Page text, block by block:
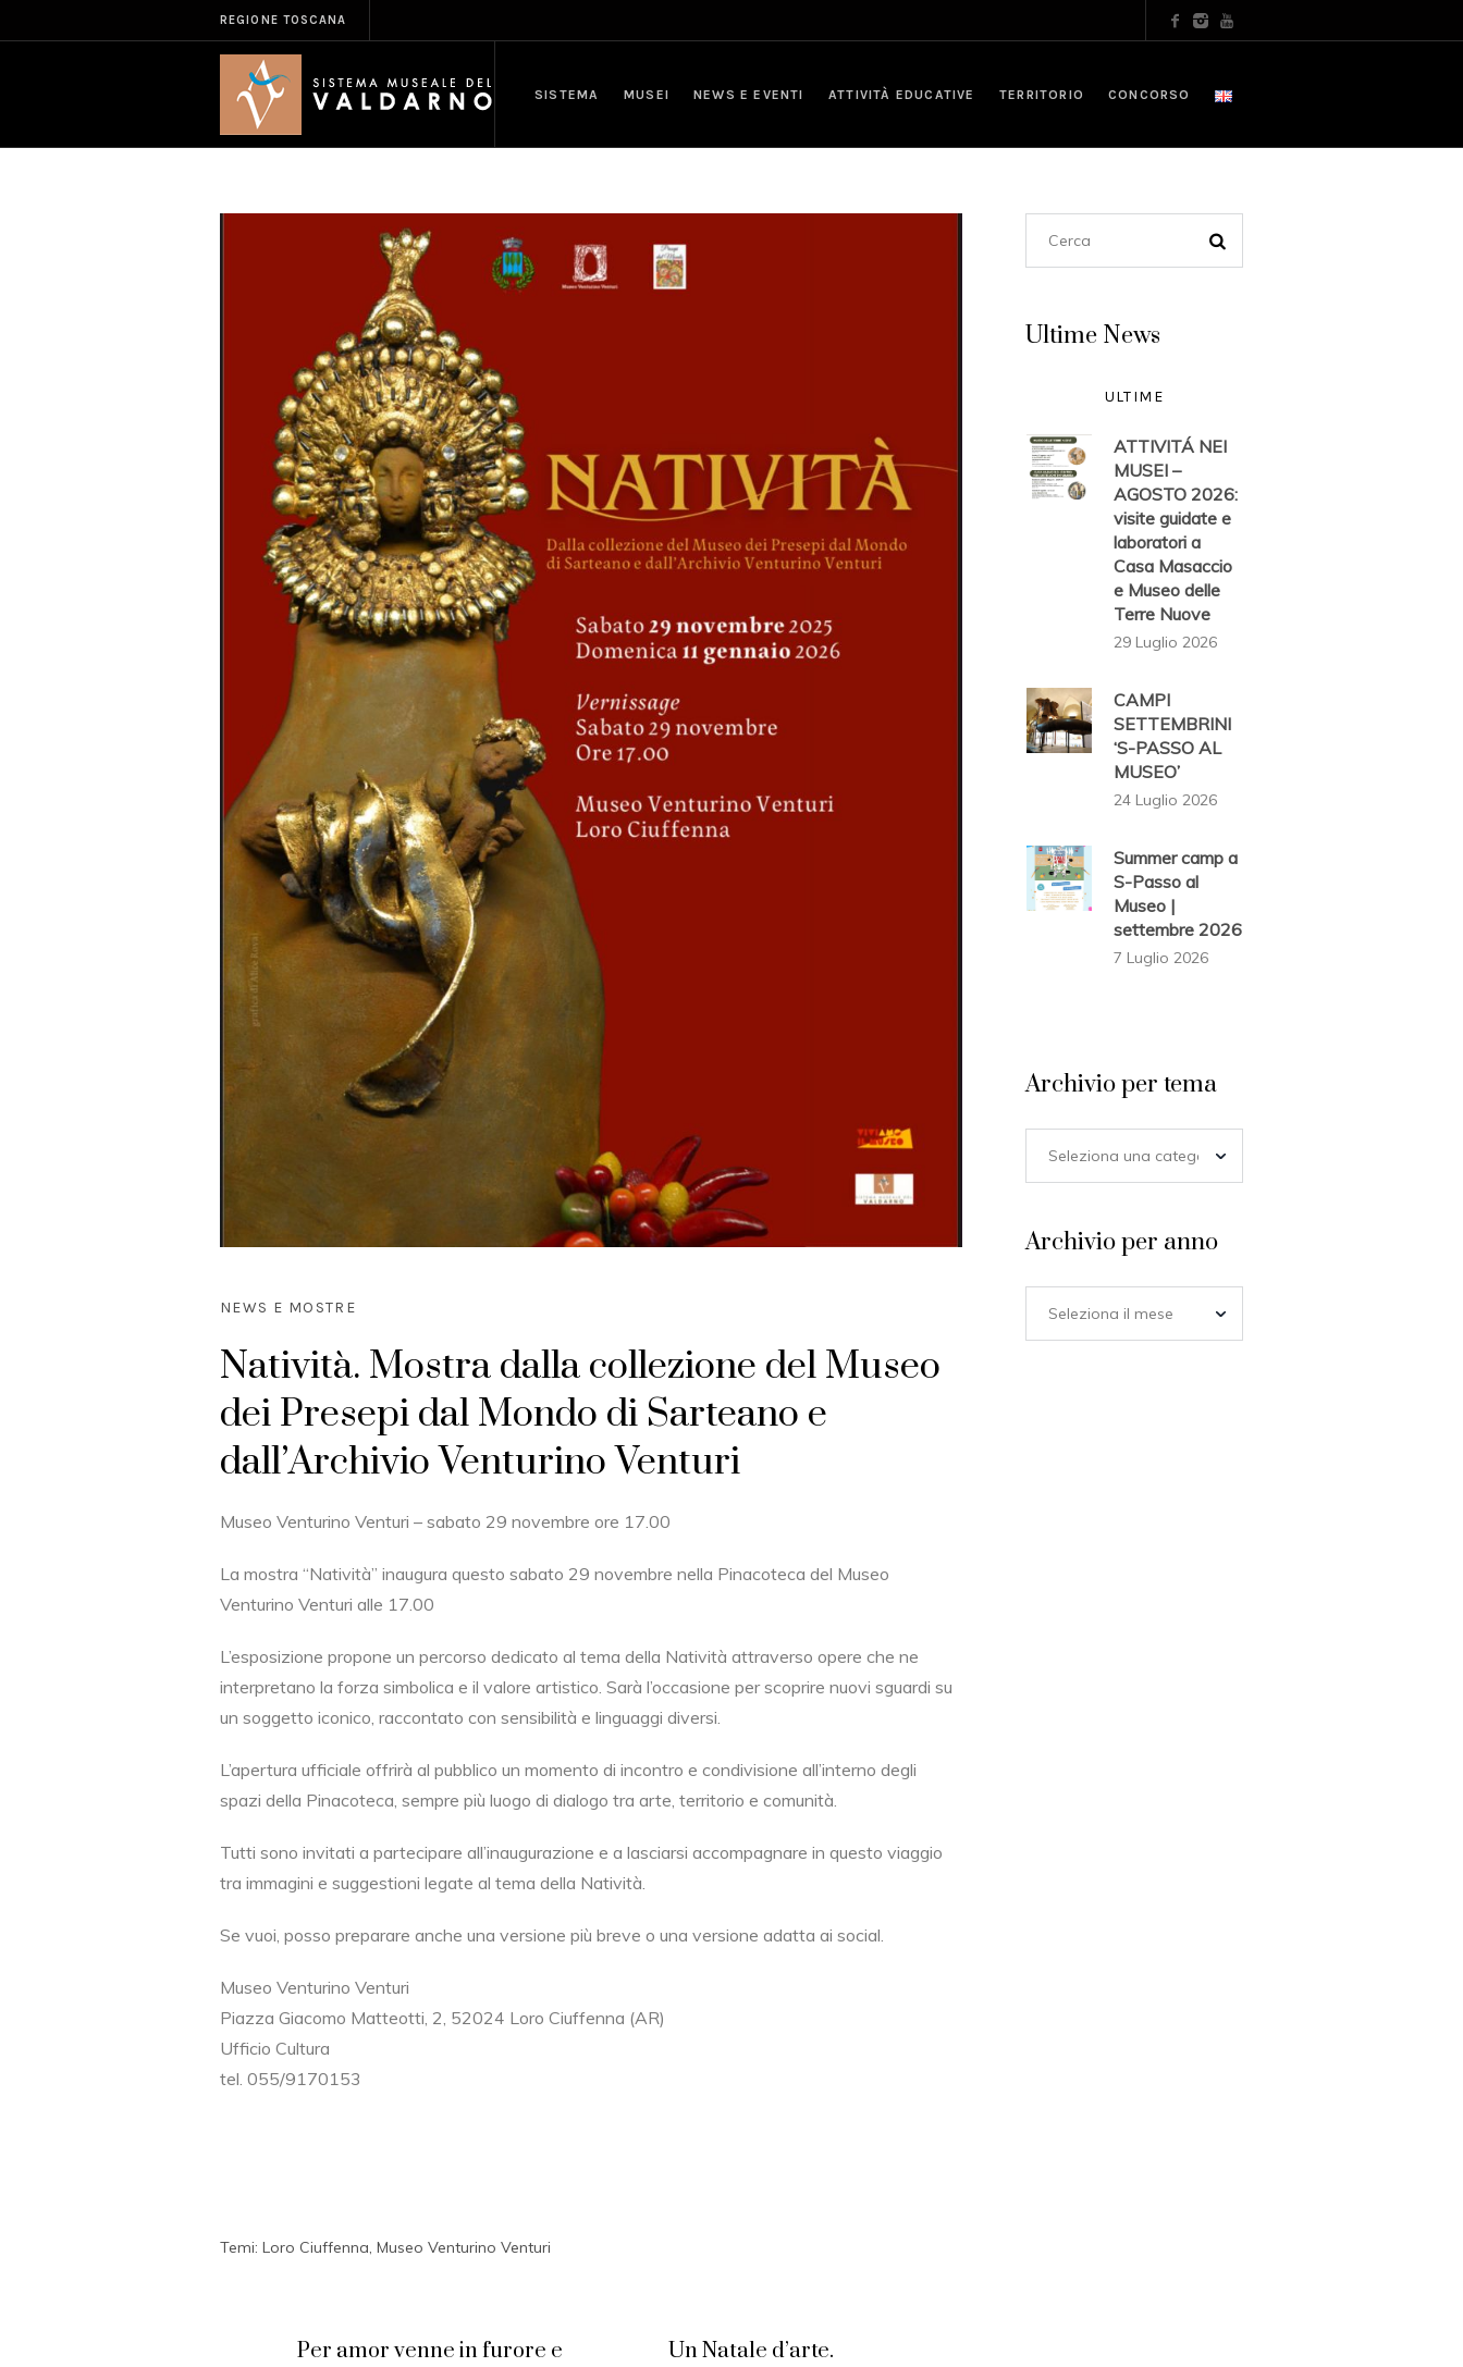
REGIONE TOSCANA
SISTEMA MUSEI NEWS E EVENTI ATTIVITÀ EDUCATIVE TERRITORIO CONCORSO
NEWS E MOSTRE
Natività. Mostra dalla collezione del Museo
dei Presepi dal Mondo di Sarteano e
dall’Archivio Venturino Venturi
Museo Venturino Venturi – sabato 29 novembre ore 17.00
La mostra “Natività” inaugura questo sabato 29 novembre nella Pinacoteca del Museo
Venturino Venturi alle 17.00
L’esposizione propone un percorso dedicato al tema della Natività attraverso opere che ne
interpretano la forza simbolica e il valore artistico. Sarà l’occasione per scoprire nuovi sguardi su
un soggetto iconico, raccontato con sensibilità e linguaggi diversi.
L’apertura ufficiale offrirà al pubblico un momento di incontro e condivisione all’interno degli
spazi della Pinacoteca, sempre più luogo di dialogo tra arte, territorio e comunità.
Tutti sono invitati a partecipare all’inaugurazione e a lasciarsi accompagnare in questo viaggio
tra immagini e suggestioni legate al tema della Natività.
Se vuoi, posso preparare anche una versione più breve o una versione adatta ai social.
Museo Venturino Venturi
Piazza Giacomo Matteotti, 2, 52024 Loro Ciuffenna (AR)
Ufficio Cultura
tel. 055/9170153
Temi: Loro Ciuffenna, Museo Venturino Venturi
Per amor venne in furore e
Un Natale d’arte.
Ultime News
ULTIME
ATTIVITÁ NEI
MUSEI –
AGOSTO 2026:
visite guidate e
laboratori a
Casa Masaccio
e Museo delle
Terre Nuove
29 Luglio 2026
CAMPI
SETTEMBRINI
‘S-PASSO AL
MUSEO’
24 Luglio 2026
Summer camp a
S-Passo al
Museo |
settembre 2026
7 Luglio 2026
Archivio per tema
Archivio per anno